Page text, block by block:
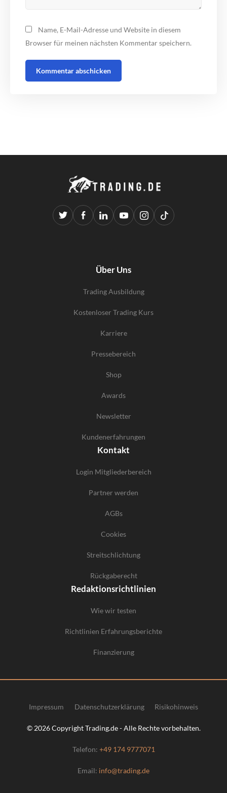
Name, E-Mail-Adresse und Website in diesem
Browser für meinen nächsten Kommentar speichern.
Über Uns
Trading Ausbildung
Kostenloser Trading Kurs
Karriere
Pressebereich
Shop
Awards
Newsletter
Kundenerfahrungen
Kontakt
Login Mitgliederbereich
Partner werden
AGBs
Cookies
Streitschlichtung
Rückgaberecht
Redaktionsrichtlinien
Wie wir testen
Richtlinien Erfahrungsberichte
Finanzierung
© 2026 Copyright Trading.de - Alle Rechte vorbehalten.
Telefon: +49 174 9777071
Email: info@trading.de
Impressum Datenschutzerklärung Risikohinweis